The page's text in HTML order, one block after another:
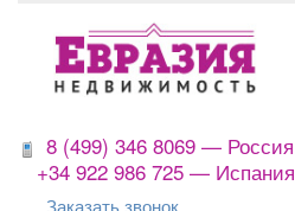
8 (499) 346 8069 — Россия
+34 922 986 725 — Испания
Заказать звонок